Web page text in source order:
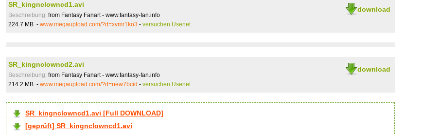
download
SR_kingnclowncd1.avi
Beschreibung: from Fantasy Fanart - www.fantasy-fan.info
224.7 MB - www.megaupload.com/?d=xvmr1ko3 - versuchen Usenet
download
SR_kingnclowncd2.avi
Beschreibung: from Fantasy Fanart - www.fantasy-fan.info
214.2 MB - www.megaupload.com/?d=new7bcid - versuchen Usenet
SR_kingnclowncd1.avi [Full DOWNLOAD]
[geprüft] SR_kingnclowncd1.avi